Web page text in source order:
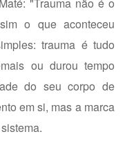
o que aconteceu
trauma é tudo
ou durou tempo
do seu corpo de
em si, mas a marca